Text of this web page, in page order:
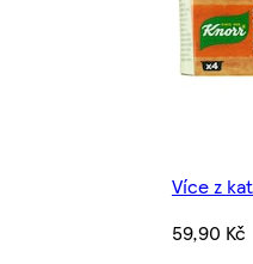
Více z
59,90 Kč